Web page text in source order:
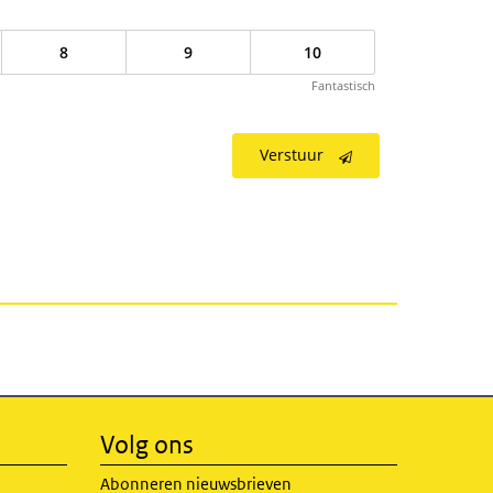
8 9 10
Fantastisch
Verstuur
Volg ons
Abonneren nieuwsbrieven